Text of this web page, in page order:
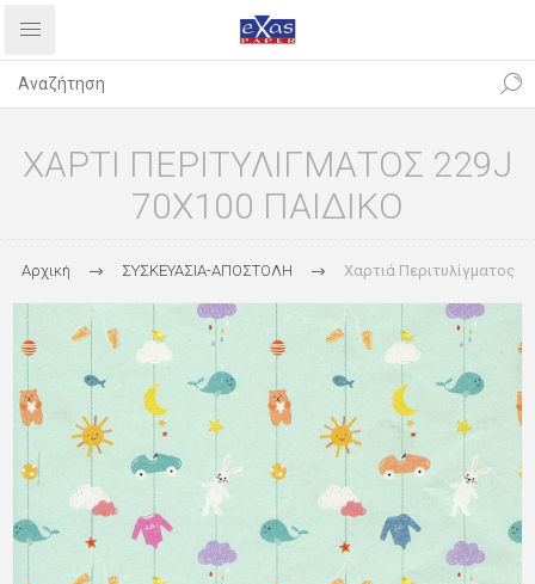
ΧΑΡΤΙ ΠΕΡΙΤΥΛΙΓΜΑΤΟΣ 229J
70Χ100 ΠΑΙΔΙΚΟ
Αρχική ΣΥΣΚΕΥΑΣΙΑ-ΑΠΟΣΤΟΛΗ Χαρτιά Περιτυλίγματος